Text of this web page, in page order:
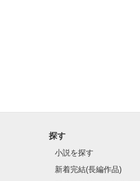
探す
小説を探す
新着完結(長編作品)